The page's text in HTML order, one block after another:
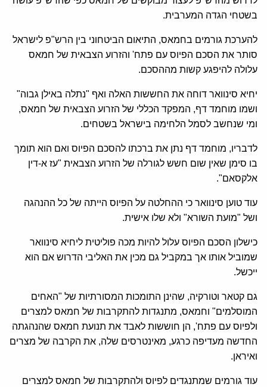
בשטחי הגדה המערבית.
להערכת גורמים בחמאס, התיאום הביטחוני בין הרש"פ לישראל
סותר את הסכם הפיוס עם פתח' והזרוע הצבאית של חמאס
עלולה להיפגע קשות מההסכם.
יחיא סינוואר דוחה את החששות האלה ואף "נתלה באילן גבוה"
ושמו מוחמד דף, המפקד הכללי של הזרוע הצבאית של חמאס,
ומי שנחשב לסמל הלחימה בישראל בשטחים.
לדבריו, מוחמד דף נתן את ברכתו להסכם הפיוס ואם הוא תומך
בו סימן שאין שום חשש לגורלה של הזרוע הצבאית "עז א-דין
אלקסאם".
עוד טוען סינוואר כי ההחלטה על הפיוס הייתה של כל ההנהגה
ושל "מועת השורא" ולא שלו אישית.
כישלון הסכם הפיוס עלול להיות מכה פוליטית ליחיא סינוואר
שמוביל אותו אך במקביל גם מכין את האליבי הדרוש אם הוא
ייכשל.
גם קטאר וטורקיה, שהינן התומכות המסורתיות של "האחים
המוסלמים" וחמאס, מתנגדות להתקרבות של חמאס למצרים
ולפיוס עם פתח', הן חוששות לאבד את תנועת חמאס שהנהגתה
החדשה מעדיפה כרגע, מאינטרסים שלה, את הקרבה של מצרים
ואיראן.
עוד גורמים שמתנגדים לפיוס ולהתקרבות של חמאס למצרים